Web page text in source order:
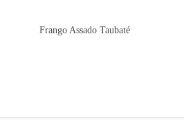
Frango Assado Taubaté